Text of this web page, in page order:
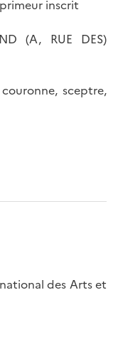
inscrit
(A, RUE DES)
sceptre,
des Arts et